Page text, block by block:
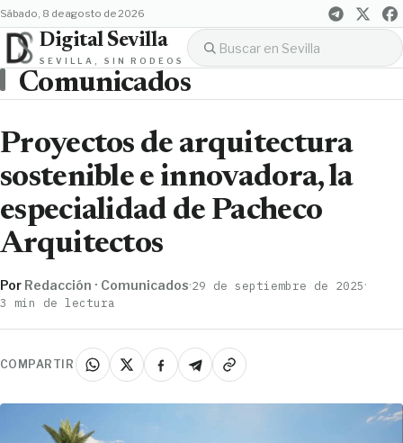
sábado, 8 de agosto de 2026
Digital Sevilla
SEVILLA, SIN RODEOS
Comunicados
Proyectos de arquitectura
sostenible e innovadora, la
especialidad de Pacheco
Arquitectos
Por Redacción · Comunicados·29 de septiembre de 2025·
3 min de lectura
COMPARTIR